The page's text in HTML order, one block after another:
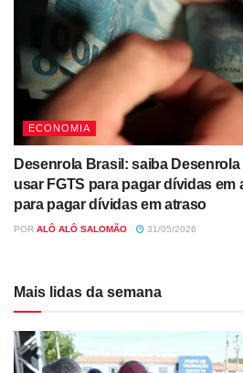
ECONOMIA
Desenrola Brasil: saiba
usar FGTS para pagar dívidas em
para pagar dívidas em atraso
POR ALÔ ALÔ SALOMÃO 31/05/2026
Mais lidas da semana